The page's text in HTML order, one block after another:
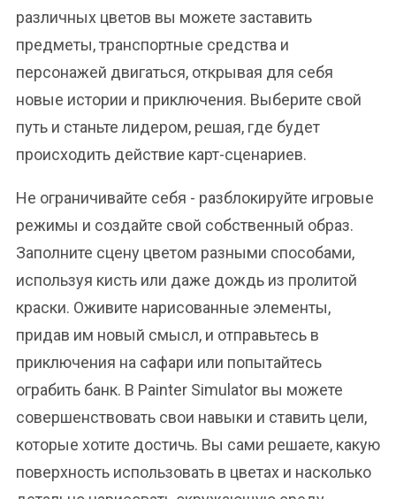
различных цветов вы можете заставить
предметы, транспортные средства и
персонажей двигаться, открывая для себя
новые истории и приключения. Выберите свой
путь и станьте лидером, решая, где будет
происходить действие карт-сценариев.
Не ограничивайте себя - разблокируйте игровые
режимы и создайте свой собственный образ.
Заполните сцену цветом разными способами,
используя кисть или даже дождь из пролитой
краски. Оживите нарисованные элементы,
придав им новый смысл, и отправьтесь в
приключения на сафари или попытайтесь
ограбить банк. В Painter Simulator вы можете
совершенствовать свои навыки и ставить цели,
которые хотите достичь. Вы сами решаете, какую
поверхность использовать в цветах и насколько